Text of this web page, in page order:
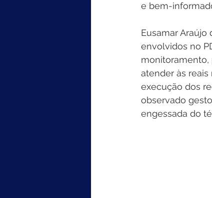
e bem-
Eusamar
envolvidos no
monitoramento,
atender às
execução dos
observado
engessada do